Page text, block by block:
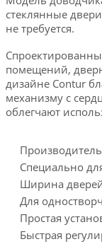
стеклянные
не требуется.
помещений,
дизайне Contur
механизму с
облегчают
Специально
Ширина
Для
Простая
Быстрая